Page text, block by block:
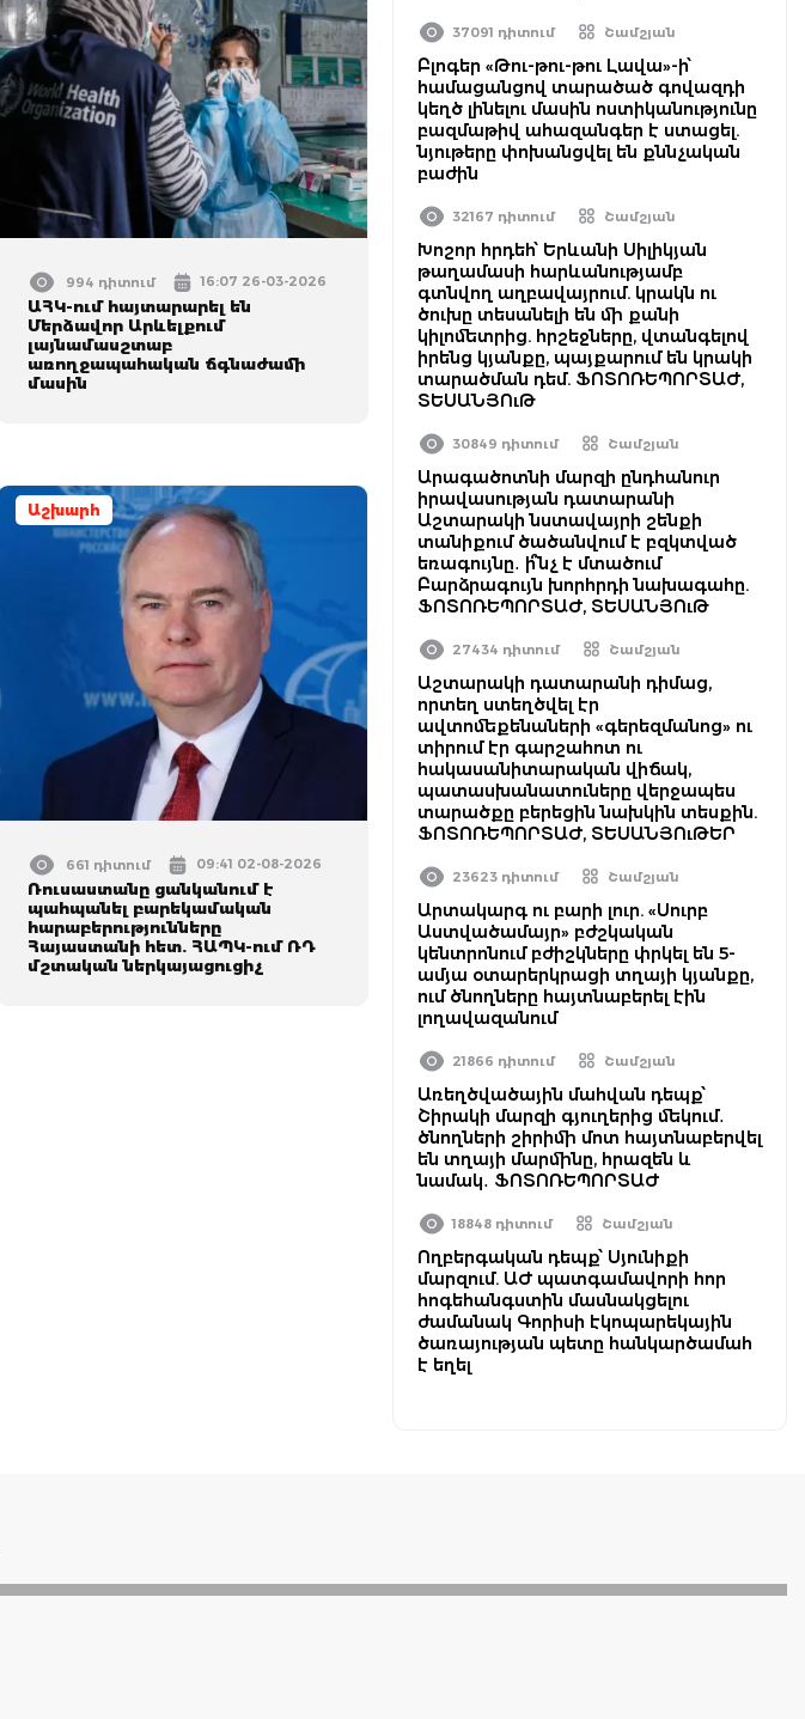
994 դիտում 16:07 26-03-2026
ԱՀԿ-ում հայտարարել են
Մերձավոր Արևելքում
լայնամասշտաբ
առողջապահական ճգնաժամի
մասին
Աշխարհ
661 դիտում 09:41 02-08-2026
Ռուսաստանը ցանկանում է
պահպանել բարեկամական
հարաբերությունները
Հայաստանի հետ. ՀԱՊԿ-ում ՌԴ
մշտական ներկայացուցիչ
37091 դիտում Շամշյան
Բլոգեր «Թու-թու-թու Լավա»-ի՝
համացանցով տարածած գովազդի
կեղծ լինելու մասին ոստիկանությունը
բազմաթիվ ահազանգեր է ստացել.
նյութերը փոխանցվել են քննչական
բաժին
32167 դիտում Շամշյան
Խոշոր հրդեհ՝ Երևանի Սիլիկյան
թաղամասի հարևանությամբ
գտնվող աղբավայրում. կրակն ու
ծուխը տեսանելի են մի քանի
կիլոմետրից. հրշեջները, վտանգելով
իրենց կյանքը, պայքարում են կրակի
տարածման դեմ. ՖՈՏՈՌԵՊՈՐՏԱԺ,
ՏԵՍԱՆՅՈւԹ
30849 դիտում Շամշյան
Արագածոտնի մարզի ընդհանուր
իրավասության դատարանի
Աշտարակի նստավայրի շենքի
տանիքում ծածանվում է բզկտված
եռագույնը․ ի՞նչ է մտածում
Բարձրագույն խորհրդի նախագահը.
ՖՈՏՈՌԵՊՈՐՏԱԺ, ՏԵՍԱՆՅՈւԹ
27434 դիտում Շամշյան
Աշտարակի դատարանի դիմաց,
որտեղ ստեղծվել էր
ավտոմեքենաների «գերեզմանոց» ու
տիրում էր գարշահոտ ու
հակասանիտարական վիճակ,
պատասխանատուները վերջապես
տարածքը բերեցին նախկին տեսքին.
ՖՈՏՈՌԵՊՈՐՏԱԺ, ՏԵՍԱՆՅՈւԹԵՐ
23623 դիտում Շամշյան
Արտակարգ ու բարի լուր. «Սուրբ
Աստվածամայր» բժշկական
կենտրոնում բժիշկները փրկել են 5-
ամյա օտարերկրացի տղայի կյանքը,
ում ծնողները հայտնաբերել էին
լողավազանում
21866 դիտում Շամշյան
Առեղծվածային մահվան դեպք՝
Շիրակի մարզի գյուղերից մեկում․
ծնողների շիրիմի մոտ հայտնաբերվել
են տղայի մարմինը, հրազեն և
նամակ․ ՖՈՏՈՌԵՊՈՐՏԱԺ
18848 դիտում Շամշյան
Ողբերգական դեպք՝ Սյունիքի
մարզում. ԱԺ պատգամավորի հոր
հոգեհանգստին մասնակցելու
ժամանակ Գորիսի էկոպարեկային
ծառայության պետը հանկարծամահ
է եղել